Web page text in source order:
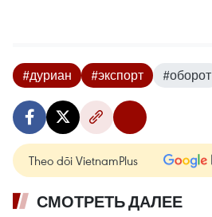
#дуриан #экспорт #оборот
Theo dõi VietnamPlus
СМОТРЕТЬ ДАЛЕЕ